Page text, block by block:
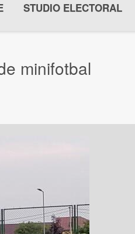
STUDIO ELECTORAL
minifotbal